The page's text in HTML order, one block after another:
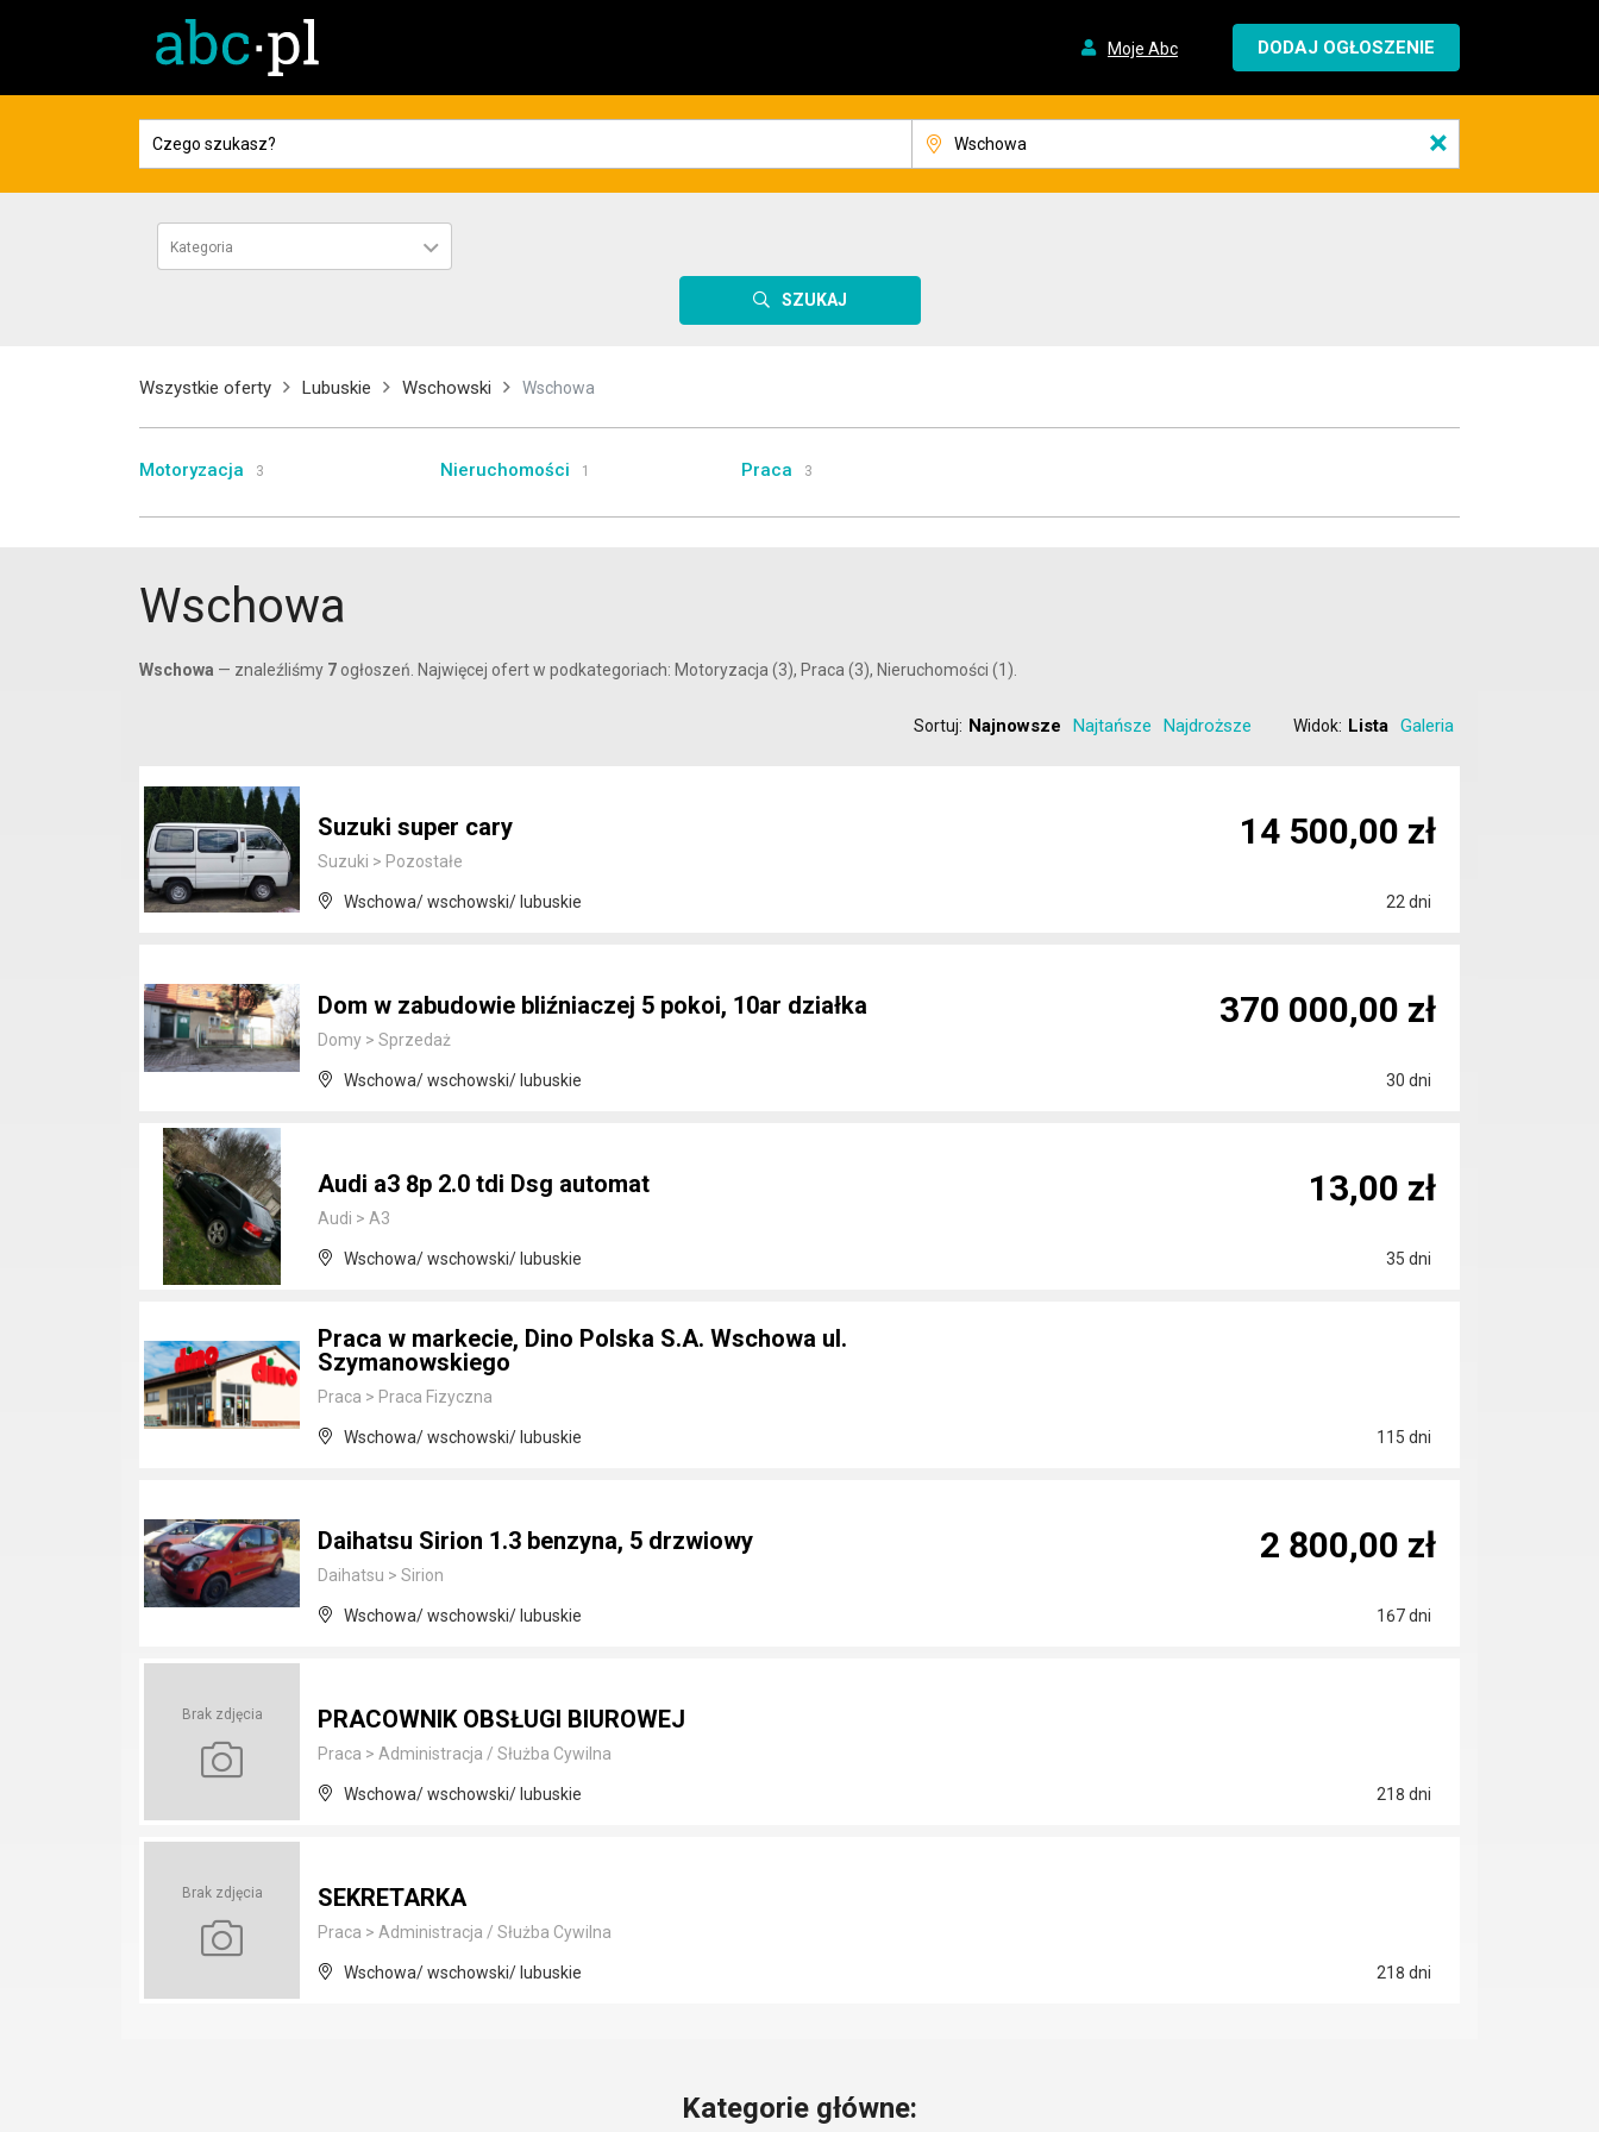
Moje Abc DODAJ OGŁOSZENIE
×
Kategoria
SZUKAJ
Wszystkie oferty Lubuskie Wschowski Wschowa
Motoryzacja 3 Nieruchomości 1 Praca 3
Wschowa
Wschowa — znaleźliśmy 7 ogłoszeń. Najwięcej ofert w podkategoriach: Motoryzacja (3), Praca (3), Nieruchomości (1).
Sortuj: Najnowsze Najtańsze Najdroższe Widok: Lista Galeria
Suzuki super cary
Suzuki > Pozostałe
Wschowa/ wschowski/ lubuskie 22 dni
14 500,00 zł
Dom w zabudowie bliźniaczej 5 pokoi, 10ar działka
Domy > Sprzedaż
Wschowa/ wschowski/ lubuskie 30 dni
370 000,00 zł
Audi a3 8p 2.0 tdi Dsg automat
Audi > A3
Wschowa/ wschowski/ lubuskie 35 dni
13,00 zł
Praca w markecie, Dino Polska S.A. Wschowa ul.
Szymanowskiego
Praca > Praca Fizyczna
Wschowa/ wschowski/ lubuskie 115 dni
Daihatsu Sirion 1.3 benzyna, 5 drzwiowy
Daihatsu > Sirion
Wschowa/ wschowski/ lubuskie 167 dni
2 800,00 zł
Brak zdjęcia PRACOWNIK OBSŁUGI BIUROWEJ
Praca > Administracja / Służba Cywilna
Wschowa/ wschowski/ lubuskie 218 dni
Brak zdjęcia SEKRETARKA
Praca > Administracja / Służba Cywilna
Wschowa/ wschowski/ lubuskie 218 dni
Kategorie główne: